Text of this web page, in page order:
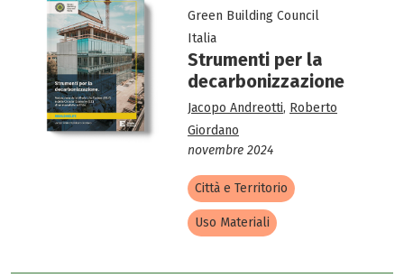
Green Building Council
Italia
Strumenti per la
decarbonizzazione
Jacopo Andreotti, Roberto
Giordano
novembre 2024
Città e Territorio
Uso Materiali